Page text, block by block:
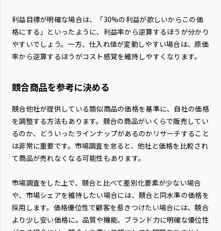
利益目標が明確な場合は、「30%の利益が欲しいからこの価
格にする」といったように、利益率から逆算するほうが分かり
やすいでしょう。一方、仕入れ値が変動しやすい場合は、原価
率から逆算するほうがコスト感覚を維持しやすくなります。
競合商品を参考に決める
競合他社が提供している類似商品の価格を基準に、自社の価格
を調整する方法もあります。競合の商品がいくらで販売してい
るのか、どういったラインナップがあるのかリサーチすること
は非常に重要です。市場調査を怠ると、他社と価格を比較され
て商品が売れなくなる可能性もあります。
市場調査をした上で、競合と比べて差別化要素が少ない場合
や、市場シェアを維持したい場合には、競合と同水準の価格を
採用します。価格優位性で顧客を惹きつけたい場合には、競合
より少し安い価格に。品質や機能、ブランド力に明確な優位性